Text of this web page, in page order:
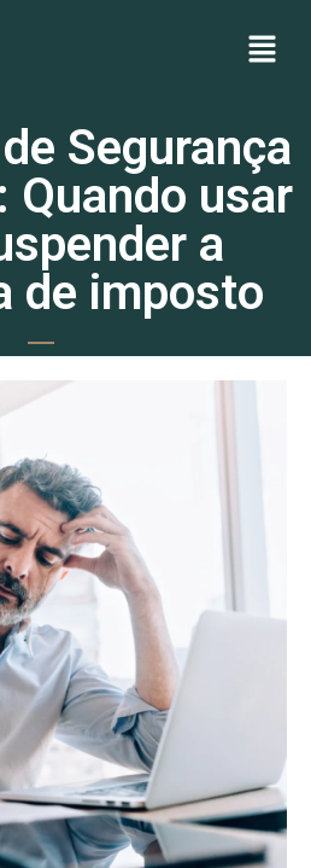
Segurança
Quando usar
a
de imposto